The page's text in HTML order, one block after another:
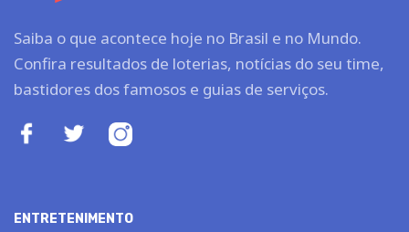
Saiba o que acontece hoje no Brasil e no Mundo.
Confira resultados de loterias, notícias do seu time,
bastidores dos famosos e guias de serviços.
ENTRETENIMENTO